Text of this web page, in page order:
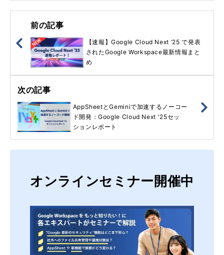
前の記事
【速報】Google Cloud Next ’25 で発表
されたGoogle Workspace最新情報まと
め
次の記事
AppSheetとGeminiで加速するノーコー
ド開発：Google Cloud Next '25セッ
ションレポート
オンラインセミナー開催中